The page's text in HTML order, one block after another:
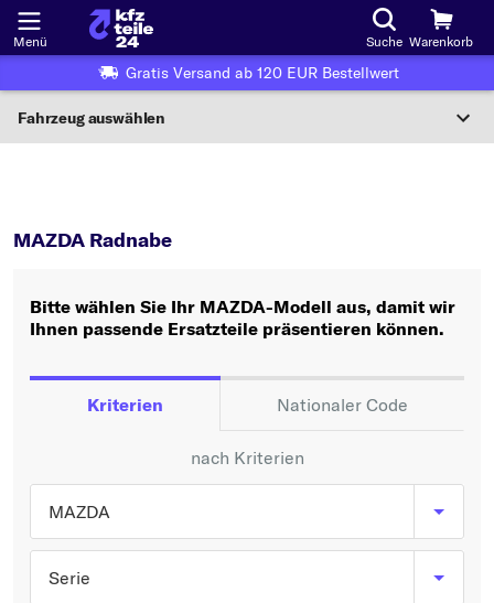
Menü Suche Warenkorb
Gratis Versand ab 120 EUR Bestellwert
Fahrzeug auswählen
Wo finde ich die?
Oder
Hersteller wählen
Typ wählen
MAZDA Radnabe
Bitte wählen Sie Ihr MAZDA-Modell aus, damit wir
Ihnen passende Ersatzteile präsentieren können.
Kriterien Nationaler Code
nach Kriterien
MAZDA
Serie